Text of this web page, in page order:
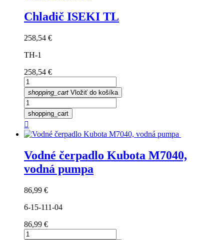
Chladič ISEKI TL
Cena
258,54 €
TH-1
Cena
258,54 €
shopping_cart Vložiť do košíka
shopping_cart

Vodné čerpadlo Kubota M7040,
vodná pumpa
Cena
86,99 €
6-15-111-04
Cena
86,99 €